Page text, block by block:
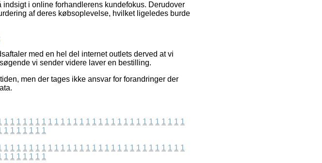
i online forhandlerens kundefokus. Derudover
af deres købsoplevelse, hvilket ligeledes burde
med en hel del internet outlets derved at vi
vi sender videre laver en bestilling.
men der tages ikke ansvar for forandringer der
1 1 1 1 1 1 1 1 1 1 1 1 1 1 1 1 1 1 1 1 1 1 1 1 1 1 1 1 1
1 1 1 1 1 1 1
1 1 1 1 1 1 1 1 1 1 1 1 1 1 1 1 1 1 1 1 1 1 1 1 1 1 1 1 1
1 1 1 1 1 1 1